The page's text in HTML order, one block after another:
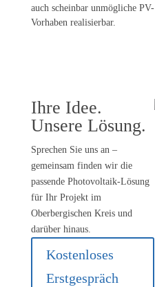
auch scheinbar unmögliche PV-
Vorhaben realisierbar.
Ihre Idee.
Unsere Lösung.
Sprechen Sie uns an –
gemeinsam finden wir die
passende Photovoltaik-Lösung
für Ihr Projekt im
Oberbergischen Kreis und
darüber hinaus.
Kostenloses
Erstgespräch